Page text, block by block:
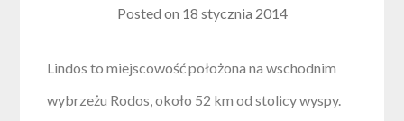
Posted on 18 stycznia 2014
Lindos to miejscowość położona na wschodnim
wybrzeżu Rodos, około 52 km od stolicy wyspy.